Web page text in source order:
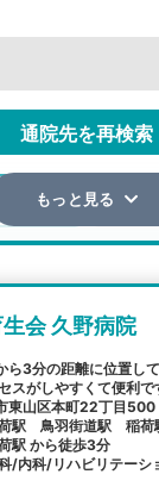
通院先を再検索
検索する
詳細条件で絞り込む
その他の検索方法
す
もっと見る
会 久野病院
ら3分の距離に位置し
スがしやすくて便利で
東山区本町22丁目500
荷駅 鳥羽街道駅 稲荷
駅 から徒歩3分
/内科/リハビリテー